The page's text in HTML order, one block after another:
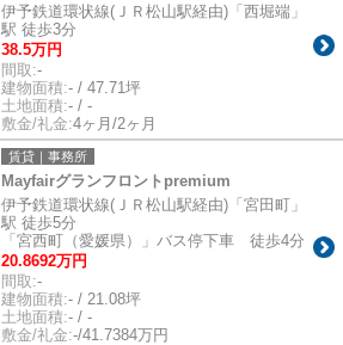
伊予鉄道環状線(ＪＲ松山駅経由)「西堀端」
駅 徒歩3分
38.5万円
間取:-
建物面積:- / 47.71坪
土地面積:- / -
敷金/礼金:4ヶ月/2ヶ月
賃貸｜事務所
Mayfairグランフロントpremium
伊予鉄道環状線(ＪＲ松山駅経由)「宮田町」
駅 徒歩5分
「宮西町（愛媛県）」バス停下車 徒歩4分
20.8692万円
間取:-
建物面積:- / 21.08坪
土地面積:- / -
敷金/礼金:-/41.7384万円